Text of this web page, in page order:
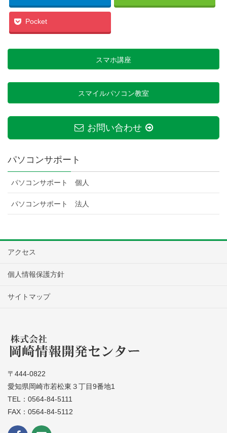
Pocket
スマホ講座
スマイルパソコン教室
お問い合わせ
パソコンサポート
パソコンサポート 個人
パソコンサポート 法人
アクセス
個人情報保護方針
サイトマップ
〒444-0822
愛知県岡崎市若松東３丁目9番地1
TEL：0564-84-5111
FAX：0564-84-5112